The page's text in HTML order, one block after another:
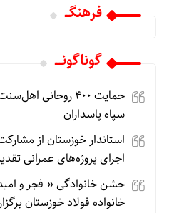
فرهنگـــ
گوناگونـــــ
حمایت ۴۰۰ روحانی
سپاه پاسداران
استاندار خوزستان از
اجرای پروژه‌های عمرانی
جشن خانوادگی « فجر و
خانواده فولاد خوزستان